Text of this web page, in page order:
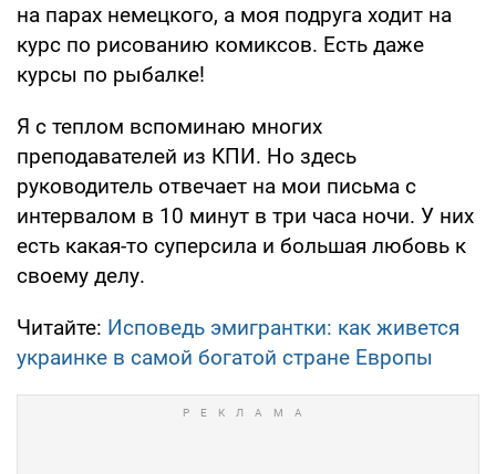
на парах немецкого, а моя подруга ходит на
курс по рисованию комиксов. Есть даже
курсы по рыбалке!
Я с теплом вспоминаю многих
преподавателей из КПИ. Но здесь
руководитель отвечает на мои письма с
интервалом в 10 минут в три часа ночи. У них
есть какая-то суперсила и большая любовь к
своему делу.
Читайте: Исповедь эмигрантки: как живется
украинке в самой богатой стране Европы